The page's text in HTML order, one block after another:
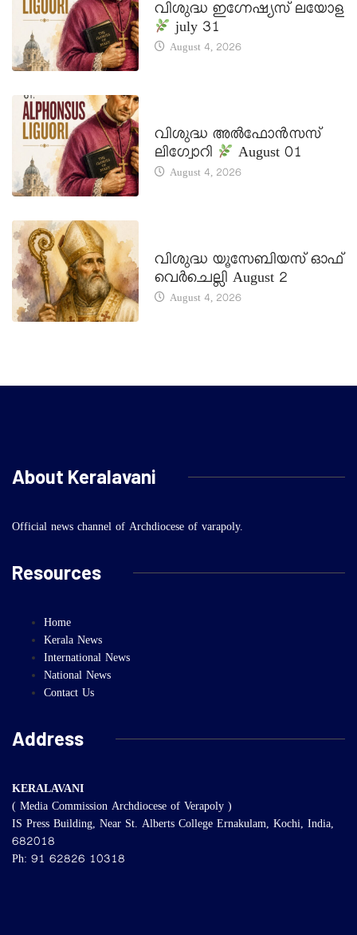
വിശുദ്ധ ഇഗ്നേഷ്യസ് ലയോള
july 31
August 4, 2026
വിശുദ്ധ അൽഫോൻസസ്
ലിഗ്വോറി
August 01
August 4, 2026
വിശുദ്ധ യൂസേബിയസ് ഓഫ്
വെർചെല്ലി August 2
August 4, 2026
About Keralavani
Official news channel of Archdiocese of varapoly.
Resources
Home
Kerala News
International News
National News
Contact Us
Address
KERALAVANI
( Media Commission Archdiocese of Verapoly )
IS Press Building, Near St. Alberts College Ernakulam, Kochi, India,
682018
Ph: 91 62826 10318